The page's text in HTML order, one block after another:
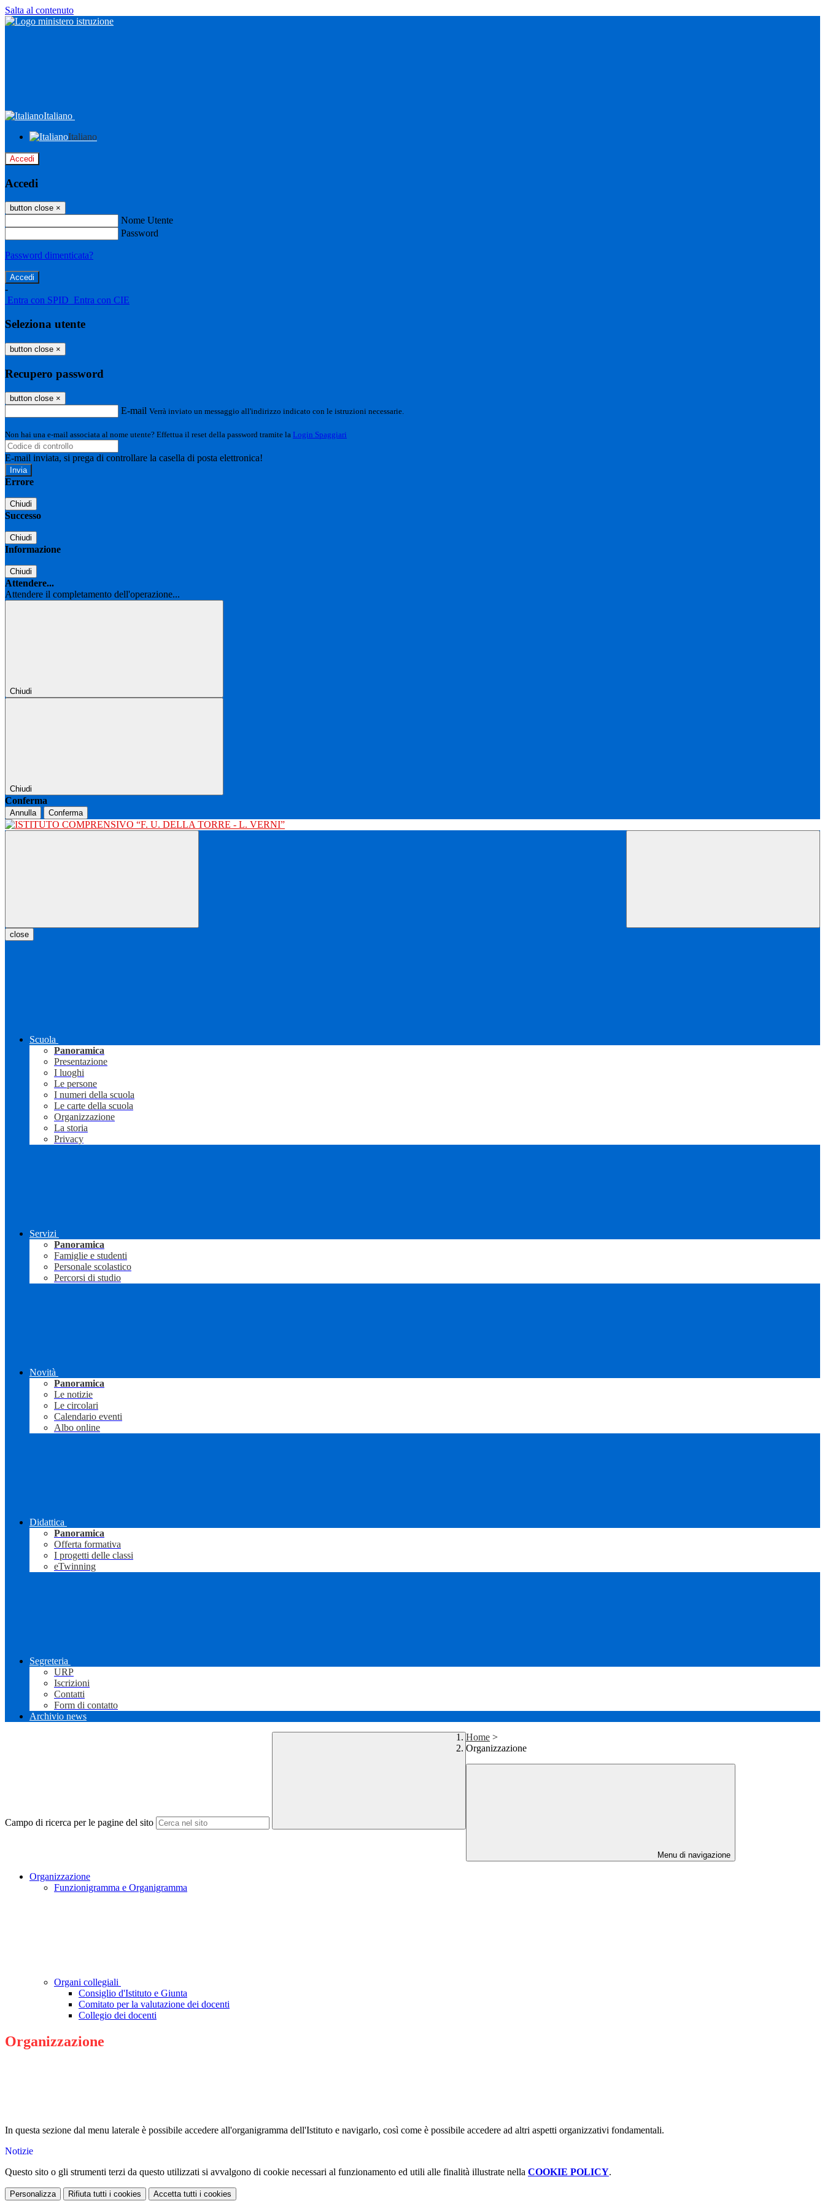
Salta al contenuto
Italiano
Italiano
Accedi
Accedi
button close ×
Nome Utente
Password
Password dimenticata?
-
Entra con SPID Entra con CIE
Seleziona utente
button close ×
Recupero password
button close ×
E-mail Verrà inviato un messaggio all'indirizzo indicato con le istruzioni necessarie.
Non hai una e-mail associata al nome utente? Effettua il reset della password tramite la Login Spaggiari
E-mail inviata, si prega di controllare la casella di posta elettronica!
Errore
Chiudi
Successo
Chiudi
Informazione
Chiudi
Attendere...
Attendere il completamento dell'operazione...
Chiudi
Chiudi
Conferma
Annulla Conferma
close
Scuola
Panoramica
Presentazione
I luoghi
Le persone
I numeri della scuola
Le carte della scuola
Organizzazione
La storia
Privacy
Servizi
Panoramica
Famiglie e studenti
Personale scolastico
Percorsi di studio
Novità
Panoramica
Le notizie
Le circolari
Calendario eventi
Albo online
Didattica
Panoramica
Offerta formativa
I progetti delle classi
eTwinning
Segreteria
URP
Iscrizioni
Contatti
Form di contatto
Archivio news
Campo di ricerca per le pagine del sito
Home >
Organizzazione
Menu di navigazione
Organizzazione
Funzionigramma e Organigramma
Organi collegiali
Consiglio d'Istituto e Giunta
Comitato per la valutazione dei docenti
Collegio dei docenti
Organizzazione
In questa sezione dal menu laterale è possibile accedere all'organigramma dell'Istituto e navigarlo, così come è possibile accedere ad altri aspetti organizzativi fondamentali.
Notizie
Questo sito o gli strumenti terzi da questo utilizzati si avvalgono di cookie necessari al funzionamento ed utili alle finalità illustrate nella COOKIE POLICY.
Personalizza Rifiuta tutti i cookies Accetta tutti i cookies